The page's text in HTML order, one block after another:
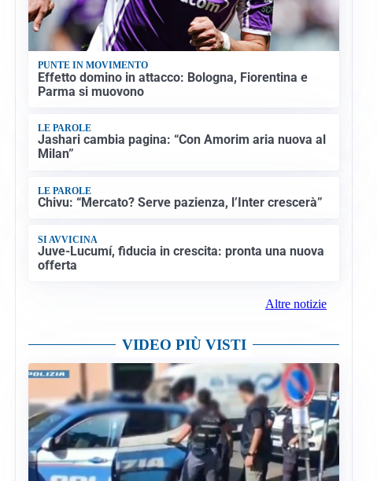
PUNTE IN MOVIMENTO
Effetto domino in attacco: Bologna, Fiorentina e
Parma si muovono
LE PAROLE
Jashari cambia pagina: “Con Amorim aria nuova al
Milan”
LE PAROLE
Chivu: “Mercato? Serve pazienza, l’Inter crescerà”
SI AVVICINA
Juve-Lucumí, fiducia in crescita: pronta una nuova
offerta
Altre notizie
VIDEO PIÙ VISTI